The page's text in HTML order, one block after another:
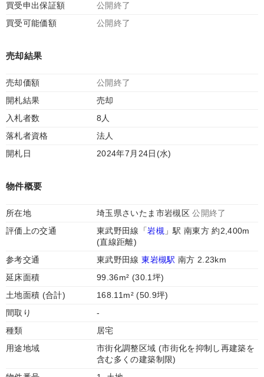
買受申出保証額
公開終了
買受可能価額
公開終了
売却結果
売却価額
公開終了
開札結果
売却
入札者数
8人
落札者資格
法人
開札日
2024年7月24日(水)
物件概要
所在地 埼玉県さいたま市岩槻区公開終了
評価上の交通
東武野田線「岩槻 」駅 南東方 約2,400m
(直線距離)
参考交通
東武野田線東岩槻駅 南方 2.23km
延床面積
99.36m² (30.1坪)
土地面積 (合計)
168.11m² (50.9坪)
間取り
-
種類
居宅
用途地域
市街化調整区域 (市街化を抑制し再建築を
含む多くの建築制限)